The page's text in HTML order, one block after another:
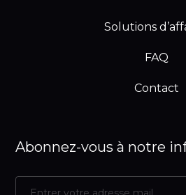
Solutions
FAQ
Contact
Abonnez-vous à notre